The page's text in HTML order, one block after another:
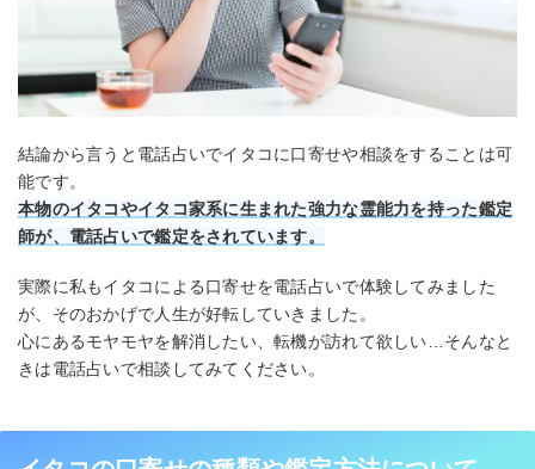
結論から言うと電話占いでイタコに口寄せや相談をすることは可
能です。
本物のイタコやイタコ家系に生まれた強力な霊能力を持った鑑定
師が、電話占いで鑑定をされています。
実際に私もイタコによる口寄せを電話占いで体験してみました
が、そのおかげで人生が好転していきました。
心にあるモヤモヤを解消したい、転機が訪れて欲しい…そんなと
きは電話占いで相談してみてください。